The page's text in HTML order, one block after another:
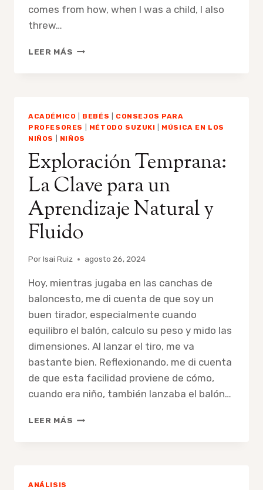
comes from how, when I was a child, I also
threw…
LEER MÁS EARLY
NATURAL
AND
FLUID
ACADÉMICO BEBÉS
CONSEJOS PARA
PROFESORES
MÉTODO SUZUKI
MÚSICA EN LOS
NIÑOS
NIÑOS
Exploración Temprana:
La Clave para un
Aprendizaje Natural y
Fluido
PorIsai Ruiz agosto 26, 2024
Hoy, mientras jugaba en las canchas de
baloncesto, me di cuenta de que soy un
buen tirador, especialmente cuando
equilibro el balón, calculo su peso y mido las
dimensiones. Al lanzar el tiro, me va
bastante bien. Reflexionando, me di cuenta
de que esta facilidad proviene de cómo,
cuando era niño, también lanzaba el balón…
LEER MÁS EXPLORACIÓN
ANÁLISIS